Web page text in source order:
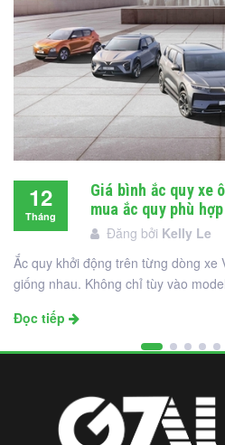
12
Tháng
Giá bình ắc quy xe
mua ắc quy phù hợp
Đăng bởi Kelly Le
Ắc quy khởi động trên từng dòng xe
giống nhau. Không chỉ tùy vào
Đọc tiếp